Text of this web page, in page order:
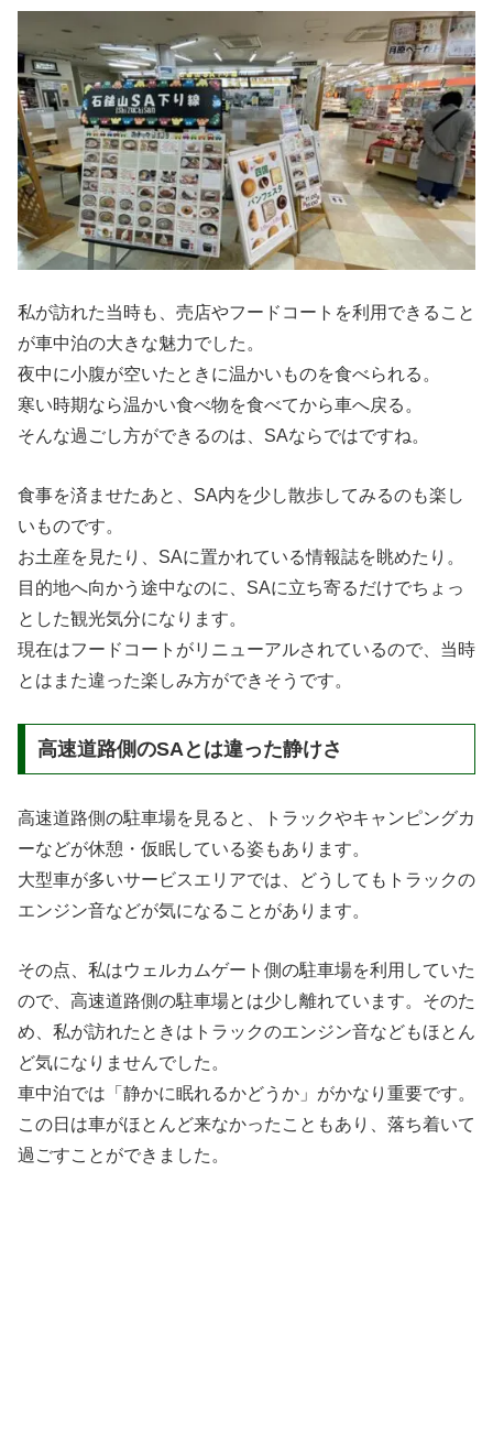
私が訪れた当時も、売店やフードコートを利用できること
が車中泊の大きな魅力でした。
夜中に小腹が空いたときに温かいものを食べられる。
寒い時期なら温かい食べ物を食べてから車へ戻る。
そんな過ごし方ができるのは、SAならではですね。
食事を済ませたあと、SA内を少し散歩してみるのも楽し
いものです。
お土産を見たり、SAに置かれている情報誌を眺めたり。
目的地へ向かう途中なのに、SAに立ち寄るだけでちょっ
とした観光気分になります。
現在はフードコートがリニューアルされているので、当時
とはまた違った楽しみ方ができそうです。
高速道路側のSAとは違った静けさ
高速道路側の駐車場を見ると、トラックやキャンピングカ
ーなどが休憩・仮眠している姿もあります。
大型車が多いサービスエリアでは、どうしてもトラックの
エンジン音などが気になることがあります。
その点、私はウェルカムゲート側の駐車場を利用していた
ので、高速道路側の駐車場とは少し離れています。そのた
め、私が訪れたときはトラックのエンジン音などもほとん
ど気になりませんでした。
車中泊では「静かに眠れるかどうか」がかなり重要です。
この日は車がほとんど来なかったこともあり、落ち着いて
過ごすことができました。